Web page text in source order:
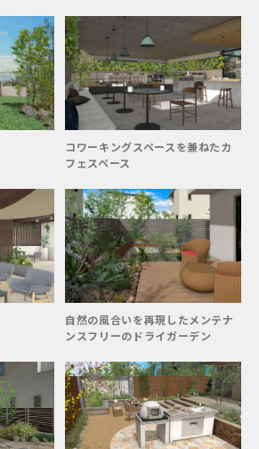
コワーキングスペースを兼ねたカ
フェスペース
自然の風合いを再現したメンテナ
ンスフリーのドライガーデン